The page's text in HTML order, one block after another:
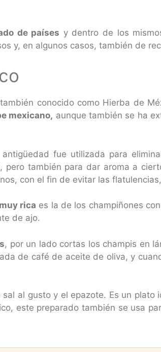
de países y dentro de los
y, en algunos casos, también de
también conocido como Hierba de
mexicano, aunque también se ha
fue utilizada para
pero también para dar aroma a
con el fin de evitar las
rica es la de los champiñones
de ajo.
, por un lado cortas los champis en
de café de aceite de oliva, y
al gusto y el epazote. Es un
este preparado también se usa